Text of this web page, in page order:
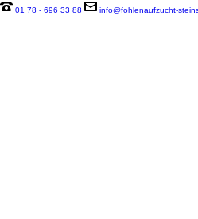
01 78 - 696 33 88 info@fohlenaufzucht-